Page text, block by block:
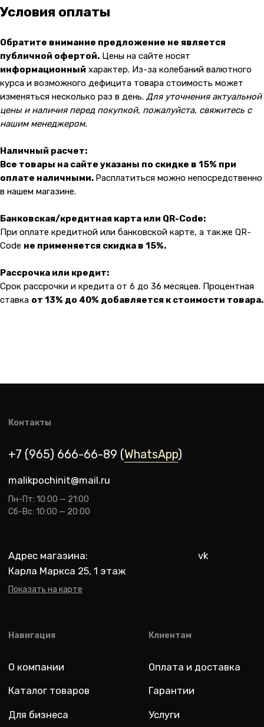
Условия оплаты
Обратите внимание предложение не является
публичной офертой. Цены на сайте носят
информационный характер. Из-за колебаний валютного
курса и возможного дефицита товара стоимость может
изменяться несколько раз в день. Для уточнения актуальной
цены и наличия перед покупкой, пожалуйста, свяжитесь с
нашим менеджером.
Наличный расчет:
Все товары на сайте указаны по скидке в 15% при
оплате наличными. Расплатиться можно непосредственно
в нашем магазине.
Банковская/кредитная карта или QR-Code:
При оплате кредитной или банковской карте, а также QR-
Code не применяется скидка в 15%.
Рассрочка или кредит:
Срок рассрочки и кредита от 6 до 36 месяцев. Процентная
ставка от 13% до 40% добавляется к стоимости товара.
Услуги
Блог
Для бизнеса
О компании
@ 2019-2026 imalik.ru |Политика конфиденциальности
ИП Соловьев Е. В. ИНН 027320312011
Разработка: youx.agency